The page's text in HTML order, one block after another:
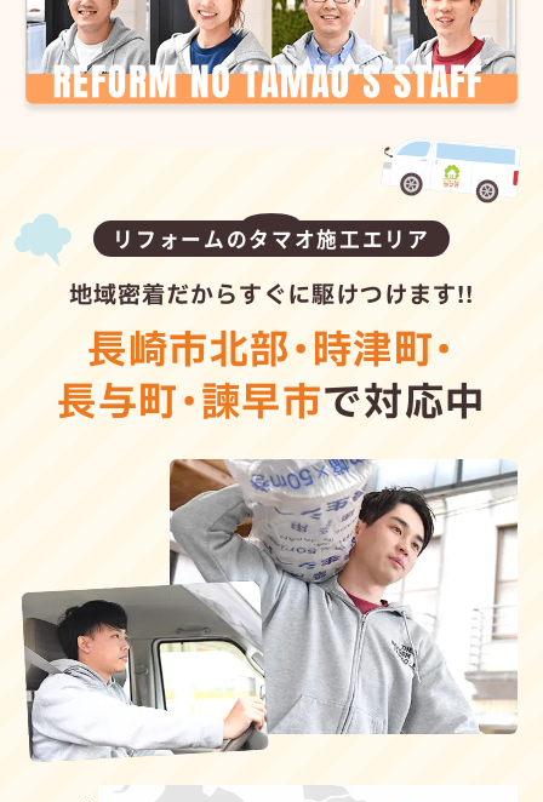
リフォームのタマオ施工エリア
地域密着だからすぐに駆けつけます!!
長崎市北部・時津町・
長与町・諫早市で対応中